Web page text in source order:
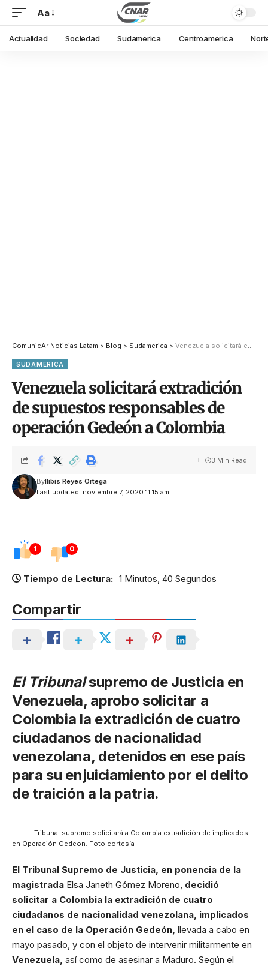
Aa
Actualidad Sociedad Sudamerica Centroamerica
ComunicAr Noticias Latam > Blog > Sudamerica > Venezuela solicitará extradición de supuestos responsables de operación Gedeón a Colombia
SUDAMERICA
Venezuela solicitará extradición
de supuestos responsables de
operación Gedeón a Colombia
Last updated: noviembre 7, 2020 11:15 am
ByIlibis Reyes Ortega
3 Min Read
1 0
Tiempo de Lectura: 1 Minutos, 40 Segundos
Compartir
El Tribunalsupremo de Justicia en
Venezuela, aprobo solicitar a
Colombia la extradición de cuatro
ciudadanos de nacionalidad
venezolana, detenidos en ese país
para su enjuiciamiento por el delito
de traición a la patria.
Tribunal supremo solicitará a Colombia extradición de implicados
en Operación Gedeon. Foto cortesía
El Tribunal Supremo de Justicia, en ponencia de la
magistrada Elsa Janeth Gómez Moreno, decidió
solicitar a Colombia la extradición de cuatro
ciudadanos de nacionalidad venezolana, implicados
en el caso de la Operación Gedeón, llevada a cabo en
mayo pasado, y con el objeto de intervenir militarmente en
Venezuela, así como de asesinar a Maduro. Según el